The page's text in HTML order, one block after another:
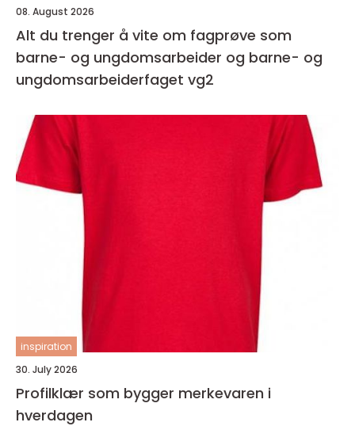
08. August 2026
Alt du trenger å vite om fagprøve som
barne- og ungdomsarbeider og barne- og
ungdomsarbeiderfaget vg2
inspiration
30. July 2026
Profilklær som bygger merkevaren i
hverdagen